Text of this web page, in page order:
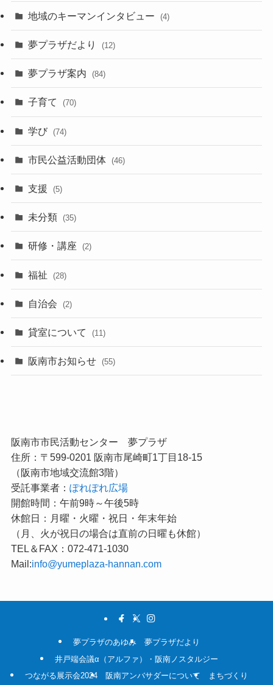
地域のキーマンインタビュー (4)
夢プラザだより (12)
夢プラザ案内 (84)
子育て (70)
学び (74)
市民公益活動団体 (46)
支援 (5)
未分類 (35)
研修・講座 (2)
福祉 (28)
自治会 (2)
貸室について (11)
阪南市お知らせ (55)
阪南市市民活動センター 夢プラザ
住所：〒599-0201 阪南市尾崎町1丁目18-15
（阪南市地域交流館3階）
受託事業者： ぽれぽれ広場
開館時間：午前9時～午後5時
休館日：月曜・火曜・祝日・年末年始
（月、火が祝日の場合は直前の日曜も休館）
TEL＆FAX：072-471-1030
Mail:info@yumeplaza-hannan.com
夢プラザのあゆみ
夢プラザだより
井戸端会議α（アルファ）・阪南ノスタルジー
つながる展示会2024
阪南アンバサダーについて まちづくり